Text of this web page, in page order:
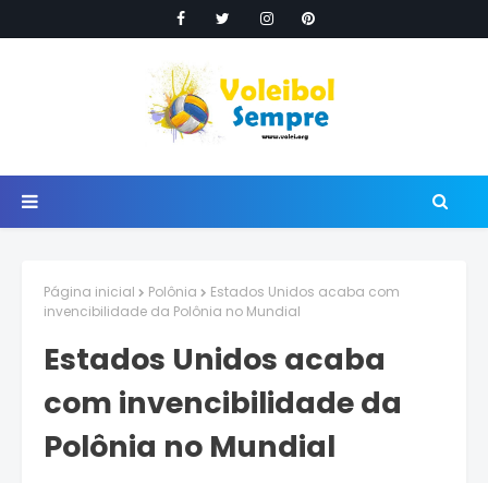
Página inicial Polônia
Estados Unidos acaba com
invencibilidade da Polônia no Mundial
Estados Unidos acaba
com invencibilidade da
Polônia no Mundial